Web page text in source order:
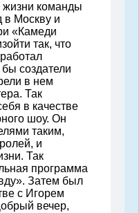
жизни команды
в Москву и
«Камеди
так, что
создатели
в нем
Так
в качестве
шоу. Он
таким,
и
Так
программа
Затем был
с Игорем
вечер,